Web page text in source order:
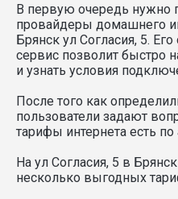
В первую очередь нужно
провайдеры домашнего
Брянск ул Согласия, 5.
сервис позволит быстро
и узнать условия
После того как
пользователи задают
тарифы интернета есть по
На ул Согласия, 5 в
несколько выгодных